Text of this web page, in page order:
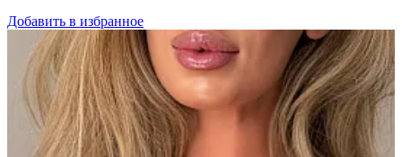
Добавить в избранное